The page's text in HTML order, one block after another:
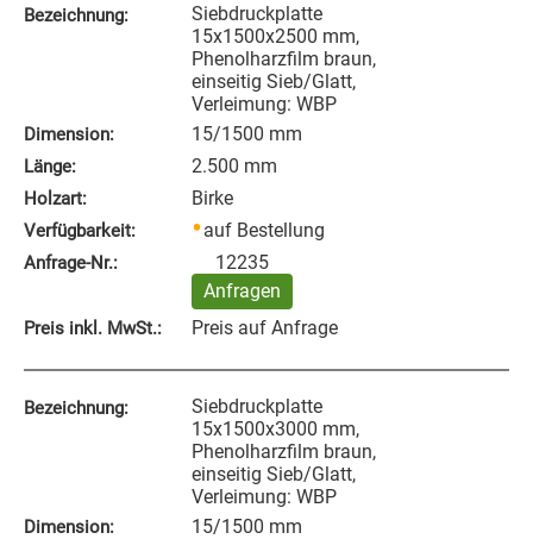
Bezeichnung:
Siebdruckplatte
15x1500x2500 mm,
Phenolharzfilm braun,
einseitig Sieb/Glatt,
Verleimung: WBP
Dimension: 15/1500 mm
Länge: 2.500 mm
Holzart: Birke
Verfügbarkeit: auf Bestellung
Anfrage‑Nr.:
12235
Anfragen
Preis inkl. MwSt.: Preis auf Anfrage
Bezeichnung:
Siebdruckplatte
15x1500x3000 mm,
Phenolharzfilm braun,
einseitig Sieb/Glatt,
Verleimung: WBP
Dimension: 15/1500 mm